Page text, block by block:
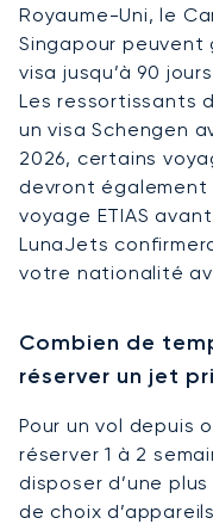
Royaume-Uni, le
Singapour peuvent
visa jusqu’à 90
Les ressortissants
un visa Schengen
2026, certains
devront
voyage ETIAS
LunaJets
votre nationalité
Combien de
réserver un jet
Pour un vol depuis
réserver 1 à 2
disposer d’une
de choix